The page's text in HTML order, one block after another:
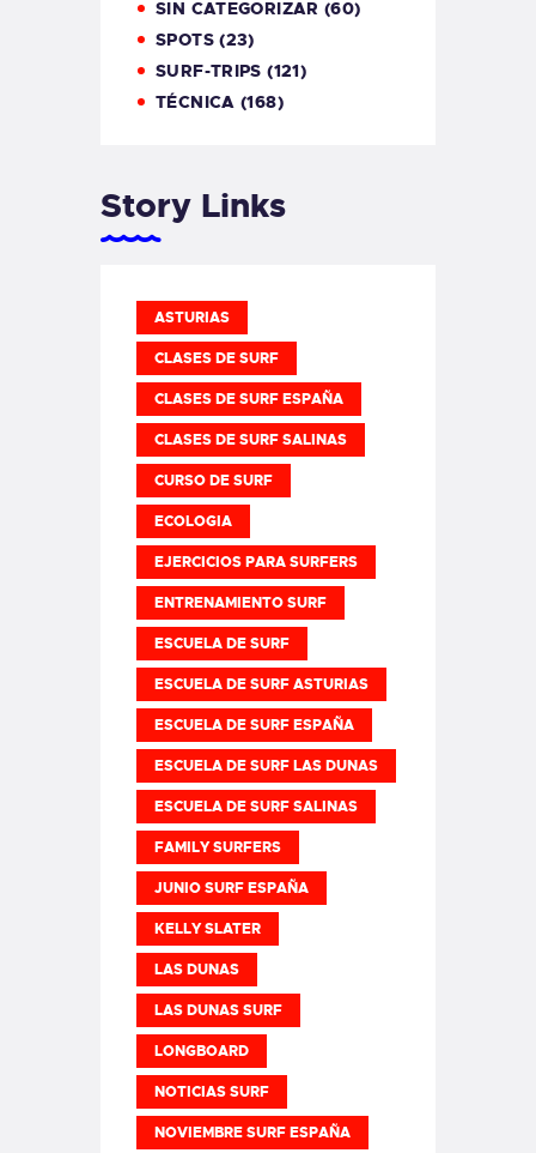
SIN CATEGORIZAR (60)
SPOTS(23)
SURF-TRIPS (121)
TÉCNICA (168)
Story Links
ASTURIAS
CLASES DE SURF
CLASES DE SURF ESPAÑA
CLASES DE SURF SALINAS
CURSO DE SURF
ECOLOGIA
EJERCICIOS PARA SURFERS
ENTRENAMIENTO SURF
ESCUELA DE SURF
ESCUELA DE SURF ASTURIAS
ESCUELA DE SURF ESPAÑA
ESCUELA DE SURF LAS DUNAS
ESCUELA DE SURF SALINAS
FAMILY SURFERS
JUNIO SURF ESPAÑA
KELLY SLATER
LAS DUNAS
LAS DUNAS SURF
LONGBOARD
NOTICIAS SURF
NOVIEMBRE SURF ESPAÑA